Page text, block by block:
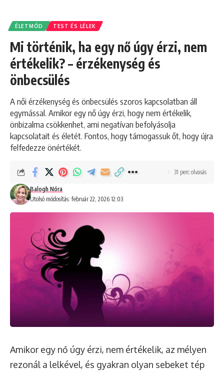
ÉLETMÓD TEST ÉS LÉLEK
Mi történik, ha egy nő úgy érzi, nem
értékelik? – érzékenység és
önbecsülés
A női érzékenység és önbecsülés szoros kapcsolatban áll
egymással. Amikor egy nő úgy érzi, hogy nem értékelik,
önbizalma csökkenhet, ami negatívan befolyásolja
kapcsolatait és életét. Fontos, hogy támogassuk őt, hogy újra
felfedezze önértékét.
Utolsó módosítás: február 22, 2026 12:03
Balogh Nóra
31 perc olvasás
Amikor egy nő úgy érzi, nem értékelik, az mélyen
rezonál a lelkével, és gyakran olyan sebeket tép